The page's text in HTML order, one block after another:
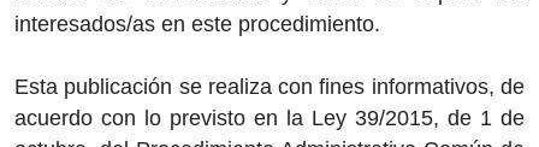
interesados/as en este procedimiento.
Esta publicación se realiza con fines informativos, de
acuerdo con lo previsto en la Ley 39/2015, de 1 de